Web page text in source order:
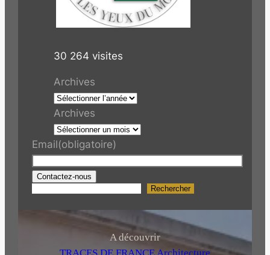
30 264 visites
Archives
Archives
Email(obligatoire)
Contactez-nous
Rechercher
A découvrir